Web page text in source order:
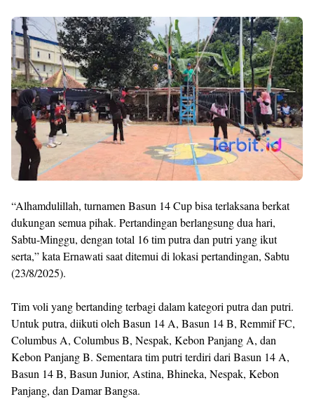
“Alhamdulillah, turnamen Basun 14 Cup bisa terlaksana berkat
dukungan semua pihak. Pertandingan berlangsung dua hari,
Sabtu-Minggu, dengan total 16 tim putra dan putri yang ikut
serta,” kata Ernawati saat ditemui di lokasi pertandingan, Sabtu
(23/8/2025).
Tim voli yang bertanding terbagi dalam kategori putra dan putri.
Untuk putra, diikuti oleh Basun 14 A, Basun 14 B, Remmif FC,
Columbus A, Columbus B, Nespak, Kebon Panjang A, dan
Kebon Panjang B. Sementara tim putri terdiri dari Basun 14 A,
Basun 14 B, Basun Junior, Astina, Bhineka, Nespak, Kebon
Panjang, dan Damar Bangsa.